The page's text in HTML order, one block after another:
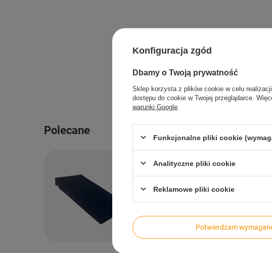
Polecane
Konfiguracja zgód
Dbamy o Twoją prywatność
Sklep korzysta z plików cookie w celu realizacji
dostępu do cookie w Twojej przeglądarce.
warunki Google
Funkcjonalne pliki cookie
Analityczne pliki cookie
Reklamowe pliki cookie
Potwierdzam